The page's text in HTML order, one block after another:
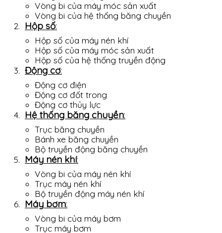
Vòng bi của máy móc sản xuất
Vòng bi của hệ thống băng chuyền
Hộp số:
Hộp số của máy nén khí
Hộp số của máy móc sản xuất
Hộp số của hệ thống truyền động
Động cơ:
Động cơ điện
Động cơ đốt trong
Động cơ thủy lực
Hệ thống băng chuyền:
Trục băng chuyền
Bánh xe băng chuyền
Bộ truyền động băng chuyền
Máy nén khí:
Vòng bi của máy nén khí
Trục máy nén khí
Bộ truyền động máy nén khí
Máy bơm:
Vòng bi của máy bơm
Trục máy bơm